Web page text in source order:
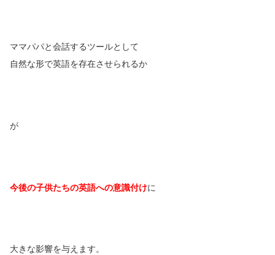
ママパパと会話するツールとして
自然な形で英語を存在させられるか
が
今後の子供たちの英語への意識付けに
大きな影響を与えます。